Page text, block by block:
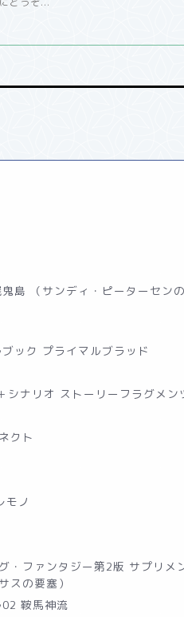
島 （サンディ・ピーターセン
ック プライマルブラッド
シナリオ ストーリーフラグメン
クト
モノ
・ファンタジー第2版 サプリメ
スの要塞）
鞍馬神流